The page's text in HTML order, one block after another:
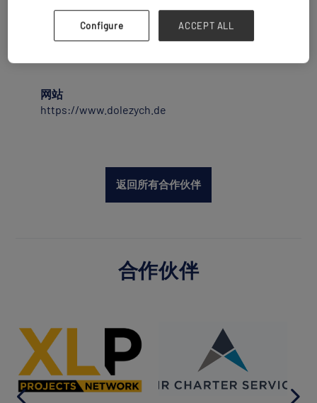
研讨会、培训和检验服务等，全球 650 多名
员工致力于为各行各业提供高质量的解决方
案。
网站
https://www.dolezych.de
返回所有合作伙伴
合作伙伴
Configure ACCEPT ALL